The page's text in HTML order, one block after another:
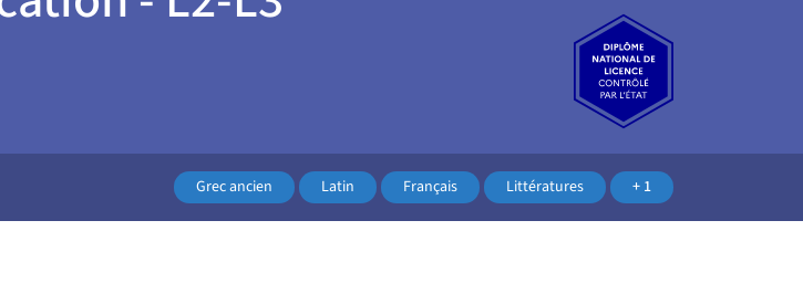
Grec ancien Latin Français Littératures + 1